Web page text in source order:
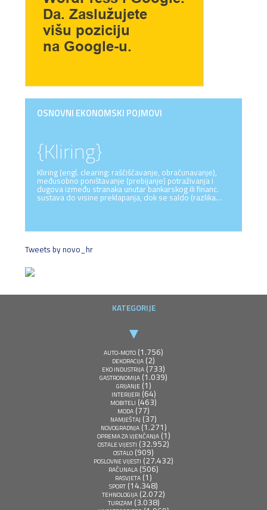
OSNOVNI EKONOMSKI POJMOVI
{Kliring}
Kliring (engl. clearing: raščišćavanje, obračunavanje),
međusobno poništavanje (prebijanje) potraživanja i
dugova između stranaka unutar bankarskog ili financ.
sustava do visine preklapanja, dok se saldo (razlika…
Tweets by novo_hr
KATEGORIJE
AUTO-MOTO (1.756)
DEKORACIJA (2)
EKO INDUSTRIJA (733)
GASTRONOMIJA (1.039)
GRIJANJE(1)
INTERIJERI (64)
MOBITELI (463)
MODA (77)
NAMJEŠTAJ (37)
NOVOGRADNJA(1.271)
OPREMA ZA VJENČANJA(1)
OSTALE VIJESTI (32.952)
OSTALO (909)
POSLOVNE VIJESTI (27.432)
RAČUNALA (506)
RASVJETA (1)
SPORT (14.348)
TEHNOLOGIJA (2.072)
TURIZAM (3.038)